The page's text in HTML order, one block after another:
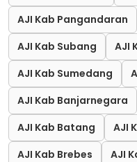
AJI Kab Pangandaran
AJI Kab Subang
AJI
AJI Kab Sumedang
AJI Kab Banjarnegara
AJI Kab Batang
AJI
AJI Kab Brebes
AJI